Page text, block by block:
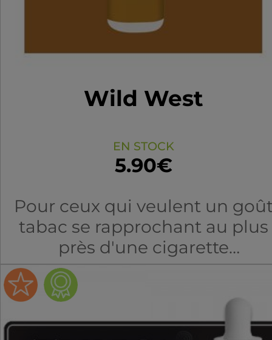
Wild West
EN STOCK
5.90€
Pour ceux qui veulent un
tabac se rapprochant au plus
près d'une cigarette
traditionnelle